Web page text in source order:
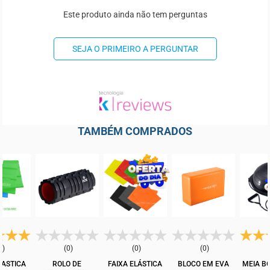
Este produto ainda não tem perguntas
SEJA O PRIMEIRO A PERGUNTAR
TAMBÉM COMPRADOS
(0)
ROLO DE
(0)
FAIXA ELÁSTICA
(0)
BLOCO EM EVA
MEIA